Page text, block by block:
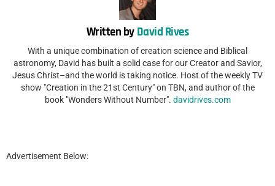
Written by David Rives
With a unique combination of creation science and Biblical
astronomy, David has built a solid case for our Creator and Savior,
Jesus Christ–and the world is taking notice. Host of the weekly TV
show "Creation in the 21st Century" on TBN, and author of the
book "Wonders Without Number". davidrives.com
Advertisement Below: